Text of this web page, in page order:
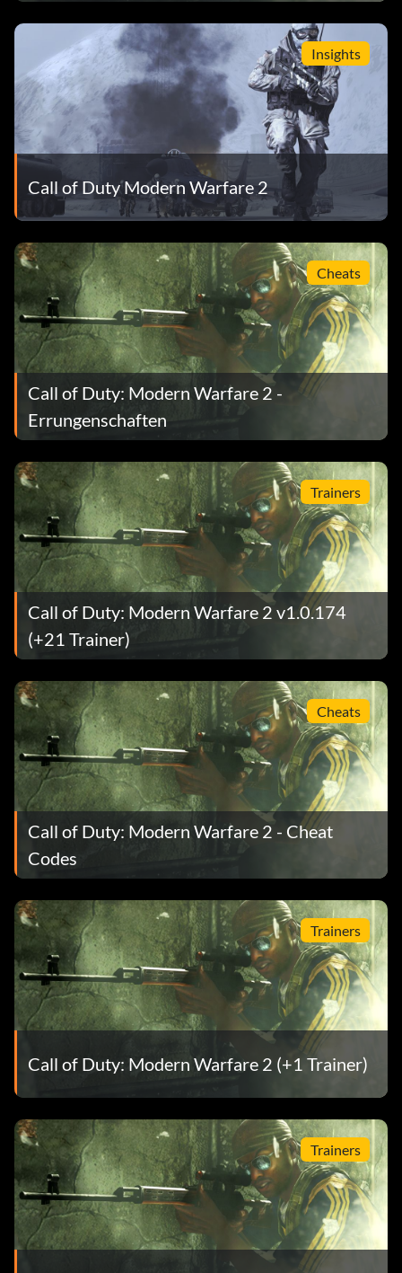
Insights
Call of Duty Modern Warfare 2
Cheats
Call of Duty: Modern Warfare 2 -
Errungenschaften
Trainers
Call of Duty: Modern Warfare 2 v1.0.174
(+21 Trainer)
Cheats
Call of Duty: Modern Warfare 2 - Cheat
Codes
Trainers
Call of Duty: Modern Warfare 2 (+1 Trainer)
Trainers